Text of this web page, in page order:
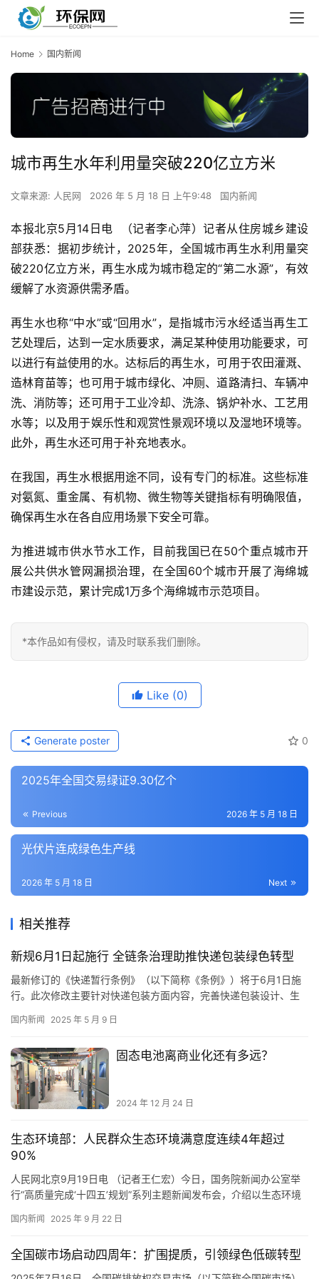
Home 国内新闻
城市再生水年利用量突破220亿立方米
文章来源: 人民网 2026 年 5 月 18 日 上午9:48 国内新闻
本报北京5月14日电  （记者李心萍）记者从住房城乡建设
部获悉：据初步统计，2025年，全国城市再生水利用量突
破220亿立方米，再生水成为城市稳定的“第二水源”，有效
缓解了水资源供需矛盾。
再生水也称“中水”或“回用水”，是指城市污水经适当再生工
艺处理后，达到一定水质要求，满足某种使用功能要求，可
以进行有益使用的水。达标后的再生水，可用于农田灌溉、
造林育苗等；也可用于城市绿化、冲厕、道路清扫、车辆冲
洗、消防等；还可用于工业冷却、洗涤、锅炉补水、工艺用
水等；以及用于娱乐性和观赏性景观环境以及湿地环境等。
此外，再生水还可用于补充地表水。
在我国，再生水根据用途不同，设有专门的标准。这些标准
对氨氮、重金属、有机物、微生物等关键指标有明确限值，
确保再生水在各自应用场景下安全可靠。
为推进城市供水节水工作，目前我国已在50个重点城市开
展公共供水管网漏损治理，在全国60个城市开展了海绵城
市建设示范，累计完成1万多个海绵城市示范项目。
*本作品如有侵权，请及时联系我们删除。
Like (0)
0
Generate poster
2025年全国交易绿证9.30亿个
Previous 2026 年 5 月 18 日
光伏片连成绿色生产线
Next
2026 年 5 月 18 日
相关推荐
新规6月1日起施行 全链条治理助推快递包装绿色转型
最新修订的《快递暂行条例》（以下简称《条例》）将于6月1日施
行。此次修改主要针对快递包装方面内容，完善快递包装设计、生
组织、快递用户等各类主体责任，力求形成全链条治理合力。 多位
装治理方面的制度空白，为快递包装治理工作提供了有力法治保
障，有利于…
国内新闻 2025 年 5 月 9 日
固态电池离商业化还有多远？
2024 年 12 月 24 日
生态环境部：人民群众生态环境满意度连续4年超过
90%
人民网北京9月19日电 （记者王仁宏）今日，国务院新闻办公室举
行“高质量完成‘十四五’规划”系列主题新闻发布会，介绍以生态环境
四五”时期，是我国生态文明建设和生态环境保护工作具有里程碑意
大力度谋划和推进生态环境保护工作，推动美丽中国建设迈出重…
国内新闻 2025 年 9 月 22 日
全国碳市场启动四周年：扩围提质，引领绿色低碳转型